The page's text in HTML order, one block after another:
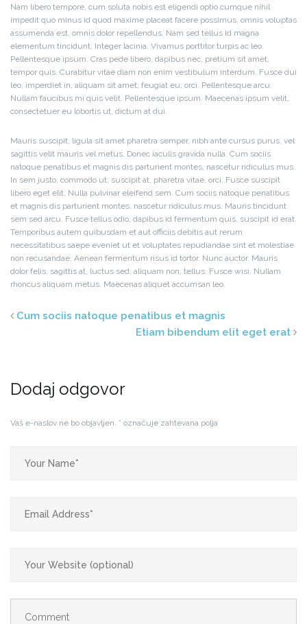
Nam libero tempore, cum soluta nobis est eligendi optio cumque nihil
impedit quo minus id quod maxime placeat facere possimus, omnis voluptas
assumenda est, omnis dolor repellendus. Nam sed tellus id magna
elementum tincidunt. Integer lacinia. Vivamus porttitor turpis ac leo.
Pellentesque ipsum. Cras pede libero, dapibus nec, pretium sit amet,
tempor quis. Curabitur vitae diam non enim vestibulum interdum. Fusce dui
leo, imperdiet in, aliquam sit amet, feugiat eu, orci. Pellentesque arcu.
Nullam faucibus mi quis velit. Pellentesque ipsum. Maecenas ipsum velit,
consectetuer eu lobortis ut, dictum at dui.
Mauris suscipit, ligula sit amet pharetra semper, nibh ante cursus purus, vel
sagittis velit mauris vel metus. Donec iaculis gravida nulla. Cum sociis
natoque penatibus et magnis dis parturient montes, nascetur ridiculus mus.
In sem justo, commodo ut, suscipit at, pharetra vitae, orci. Fusce suscipit
libero eget elit. Nulla pulvinar eleifend sem. Cum sociis natoque penatibus
et magnis dis parturient montes, nascetur ridiculus mus. Mauris tincidunt
sem sed arcu. Fusce tellus odio, dapibus id fermentum quis, suscipit id erat.
Temporibus autem quibusdam et aut officiis debitis aut rerum
necessitatibus saepe eveniet ut et voluptates repudiandae sint et molestiae
non recusandae. Aenean fermentum risus id tortor. Nunc auctor. Mauris
dolor felis, sagittis at, luctus sed, aliquam non, tellus. Fusce wisi. Nullam
rhoncus aliquam metus. Maecenas aliquet accumsan leo.
Cum sociis natoque penatibus et magnis
Etiam bibendum elit eget erat
Dodaj odgovor
Vaš e-naslov ne bo objavljen. * označuje zahtevana polja